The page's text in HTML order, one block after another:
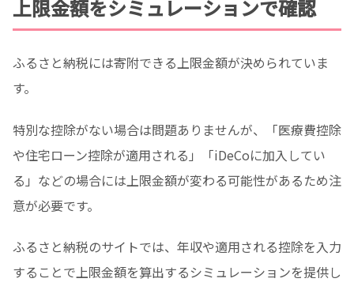
上限金額をシミュレーションで確認
ふるさと納税には寄附できる上限金額が決められていま
す。
特別な控除がない場合は問題ありませんが、「医療費控除
や住宅ローン控除が適用される」「iDeCoに加入してい
る」などの場合には上限金額が変わる可能性があるため注
意が必要です。
ふるさと納税のサイトでは、年収や適用される控除を入力
することで上限金額を算出するシミュレーションを提供し